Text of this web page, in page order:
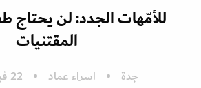
للأمّهات الجدد: لن يحتاج
المقتنيات
جدة اسراء عماد 22 فبراير 2016